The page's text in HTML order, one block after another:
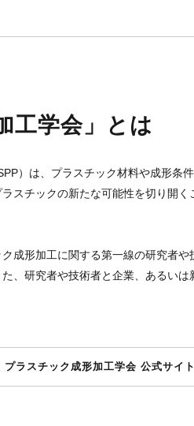
工学会」とは
）は、プラスチック材料や成形条
スチックの新たな可能性を切り開
成形加工に関する第一線の研究者や
、研究者や技術者と企業、あるい
プラスチック成形加工学会 公式サイト